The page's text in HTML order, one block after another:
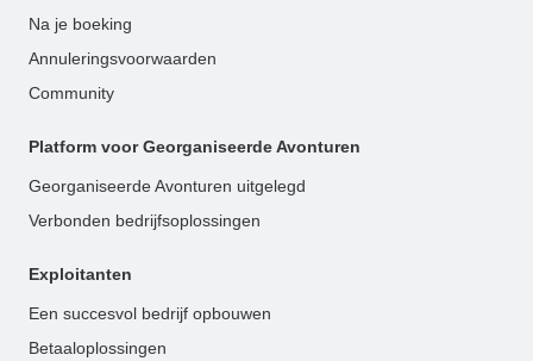
Na je boeking
Annuleringsvoorwaarden
Community
Platform voor Georganiseerde Avonturen
Georganiseerde Avonturen uitgelegd
Verbonden bedrijfsoplossingen
Exploitanten
Een succesvol bedrijf opbouwen
Betaaloplossingen